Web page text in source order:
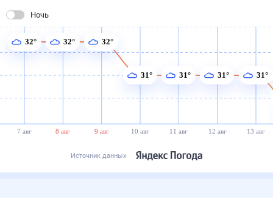
Ночь
7 авг 8 авг 9 авг 10 авг 11 авг 12 авг 13 авг
32° 32° 32°
31° 31° 31° 31°
Источник данных